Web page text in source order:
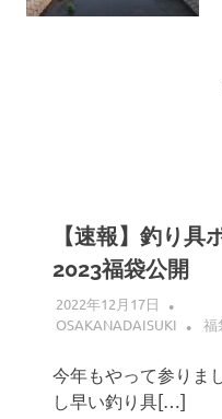
【速報】釣り具
2023福袋公開
2022年12月17日
OSAKANADAISUKI
福
今年もやって参りま
し早い釣り具[…]